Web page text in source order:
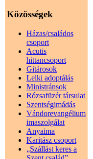
Közösségek
Házas/családos
csoport
Acutis
hittancsoport
Gitárosok
Lelki adoptálás
Ministránsok
Rózsafüzér társulat
Szentségimádás
Vándorevangélium
imaszolgálat
Anyaima
Karitász csoport
„Szállást keres a